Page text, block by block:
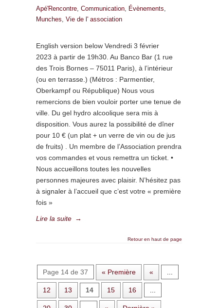
Apé'Rencontre, Communication, Évènements,
Munches, Vie de l' association
English version below Vendredi 3 février
2023 à partir de 19h30. Au Banco Bar (1 rue
des Trois Bornes – 75011 Paris), à l’intérieur
(ou en terrasse.) (Métros : Parmentier,
Oberkampf ou République) Nous vous
remercions de bien vouloir porter une tenue de
ville. Du gel hydro alcoolique sera mis à
disposition. Vous aurez la possibilité de dîner
pour 10 € (un plat + un verre de vin ou de jus
de fruits) . Un membre de l’Association prendra
vos commandes et vous remettra un ticket. •
Nous accueillons toutes les nouvelles
personnes majeures avec plaisir. N’hésitez pas
à signaler à l’accueil que c’est votre « première
fois »
Lire la suite →
Retour en haut de page
Page 14 de 37 « Première «
12 13 14 15 16